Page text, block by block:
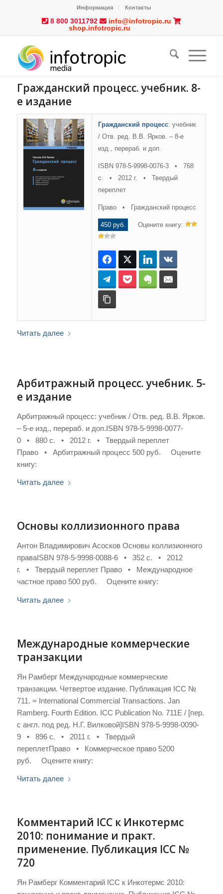
Информация Контакты
8 800 3011792
info@infotropic.ru
shop.infotropic.ru
Гражданский процесс. учебник. 8-
е издание
Гражданский процесс: учебник
/ Отв. ред. В.В. Ярков. – 8-е
изд., перераб. и доп.
ISBN 978-5-9998-0076-3 • 768
с. • 2012 г. • Твердый
переплет
Право • Гражданский процесс
450 руб. Оцените книгу:
FacebookTwitter LinkedIn
TelegramPocket Evernote
Читать далее
Арбитражный процесс. учебник. 5-
е издание
Арбитражный процесс: учебник / Отв. ред. В.В. Ярков.
– 5-е изд., перераб. и доп.ISBN 978-5-9998-0077-
0 • 880 с. • 2012 г. • Твердый переплет
Право • Арбитражный процесс 500 руб. Оцените
книгу:
Читать далее
Основы коллизионного права
Антон Владимирович Асосков Основы коллизионного
праваISBN 978-5-9998-0088-6 • 352 с. • 2012
г. • Твердый переплет Право • Международное
частное право 500 руб. Оцените книгу:
Читать далее
Международные коммерческие
транзакции
Ян Рамберг Международные коммерческие
транзакции. Четвертое издание. Публикация ICC №
711. = International Commercial Transactions. Jan
Ramberg. Fourth Edition. ICC Publication No. 711E / [пер.
с англ. под ред. Н.Г. Вилковой]ISBN 978-5-9998-0090-
9 • 896 с. • 2011 г. • Твердый
переплетПраво • Коммерческое право 5200
руб. Оцените книгу:
Читать далее
Комментарий ICC к Инкотермс
2010: понимание и практ.
применение. Публикация ICC №
720
Ян Рамберг Комментарий ICC к Инкотермс 2010: